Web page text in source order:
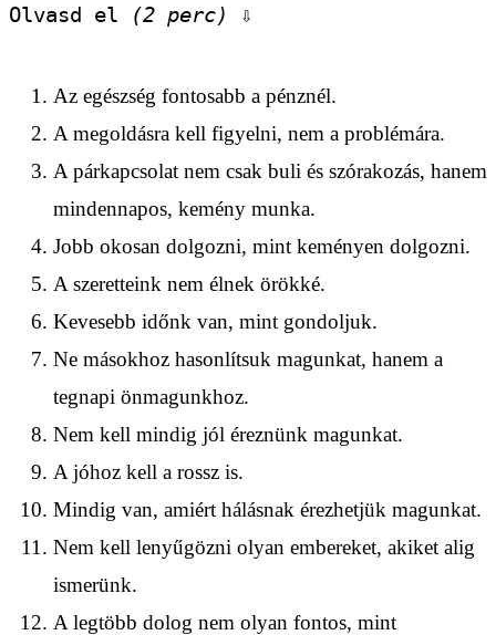
Olvasd el (2 perc) ⇩
Az egészség fontosabb a pénznél.
A megoldásra kell figyelni, nem a problémára.
A párkapcsolat nem csak buli és szórakozás, hanem
mindennapos, kemény munka.
Jobb okosan dolgozni, mint keményen dolgozni.
A szeretteink nem élnek örökké.
Kevesebb időnk van, mint gondoljuk.
Ne másokhoz hasonlítsuk magunkat, hanem a
tegnapi önmagunkhoz.
Nem kell mindig jól éreznünk magunkat.
A jóhoz kell a rossz is.
Mindig van, amiért hálásnak érezhetjük magunkat.
Nem kell lenyűgözni olyan embereket, akiket alig
ismerünk.
A legtöbb dolog nem olyan fontos, mint